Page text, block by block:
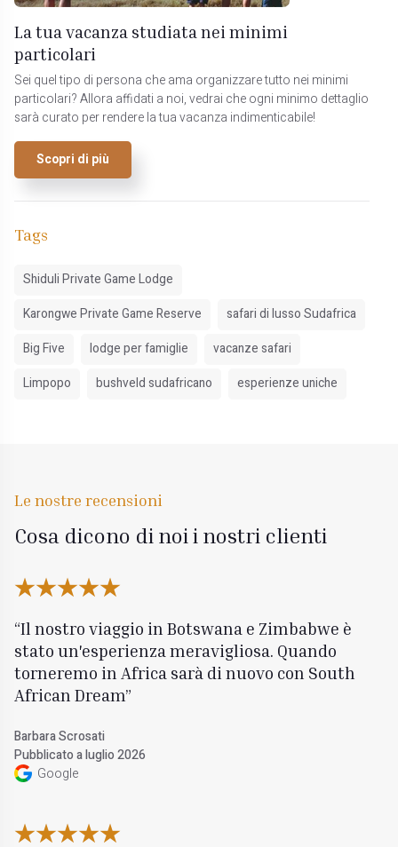
La tua vacanza studiata nei minimi
particolari
Sei quel tipo di persona che ama organizzare tutto nei minimi
particolari? Allora affidati a noi, vedrai che ogni minimo dettaglio
sarà curato per rendere la tua vacanza indimenticabile!
Scopri di più
Tags
Shiduli Private Game Lodge
Karongwe Private Game Reserve
safari di lusso Sudafrica
Big Five
lodge per famiglie
vacanze safari
Limpopo
bushveld sudafricano esperienze uniche
Le nostre recensioni
Cosa dicono di noi i nostri clienti
Il nostro viaggio in Botswana e Zimbabwe è
stato un'esperienza meravigliosa. Quando
torneremo in Africa sarà di nuovo con South
African Dream
Barbara Scrosati
Pubblicato a luglio 2026
Google